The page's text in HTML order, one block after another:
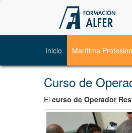
Inicio Marítima
Curso de
El curso de Operador